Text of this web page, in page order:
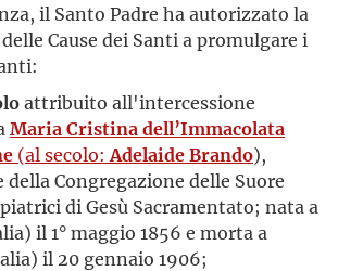
il Santo Padre ha autorizzato la
Cause dei Santi a promulgare i
attribuito all'intercessione
Maria Cristina dell’Immacolata
(al secolo: Adelaide Brando),
della Congregazione delle Suore
di Gesù Sacramentato; nata a
il 1° maggio 1856 e morta a
il 20 gennaio 1906;